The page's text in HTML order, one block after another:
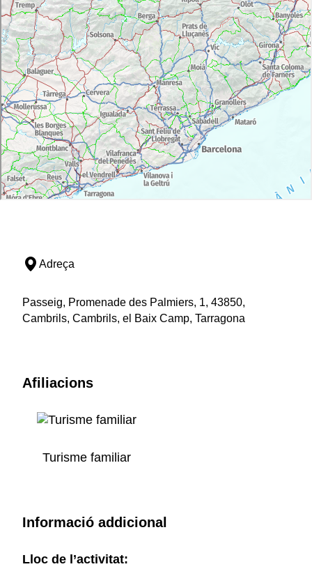
Adreça
Passeig, Promenade des Palmiers, 1, 43850,
Cambrils, Cambrils, el Baix Camp, Tarragona
Afiliacions
Turisme familiar
Informació addicional
Lloc de l’activitat: